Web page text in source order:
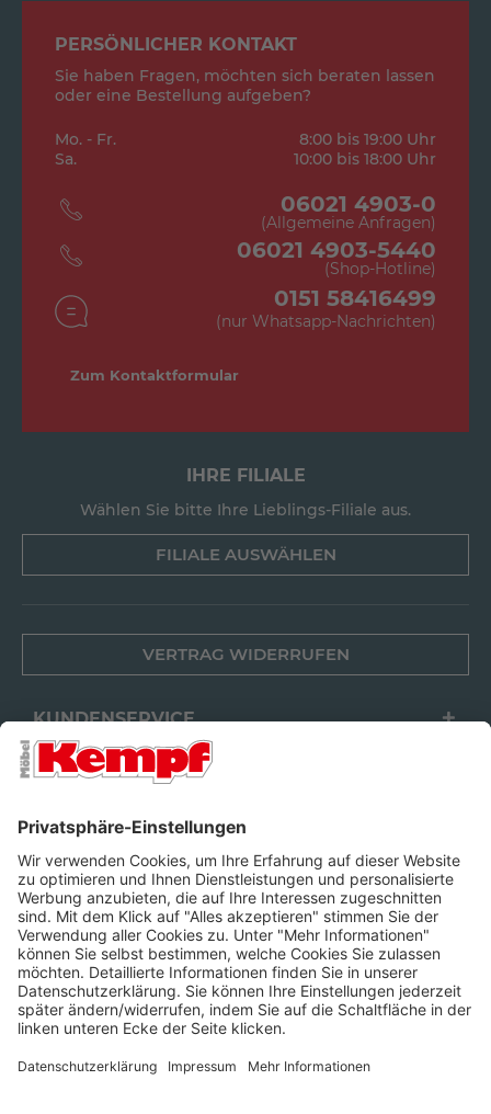
PERSÖNLICHER KONTAKT
Sie haben Fragen, möchten sich beraten lassen
oder eine Bestellung aufgeben?
Mo. - Fr.
8:00 bis 19:00 Uhr
Sa.
10:00 bis 18:00 Uhr
06021 4903-0
(Allgemeine Anfragen)
06021 4903-5440
(Shop-Hotline)
0151 58416499
(nur Whatsapp-Nachrichten)
Zum Kontaktformular
IHRE FILIALE
Wählen Sie bitte Ihre Lieblings-Filiale aus.
FILIALE AUSWÄHLEN
VERTRAG WIDERRUFEN
KUNDENSERVICE
FILIALEN
FOLGEN SIE UNS
Barrierefreiheit Cookie-Einstellungen Widerrufsrecht